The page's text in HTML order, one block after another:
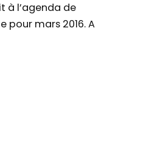
à l’agenda de
pour mars 2016. A